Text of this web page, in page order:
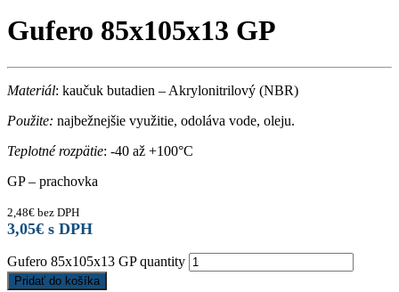
Gufero 85x105x13 GP
Materiál: kaučuk butadien – Akrylonitrilový (NBR)
Použite: najbežnejšie využitie, odoláva vode, oleju.
Teplotné rozpätie: -40 až +100°C
GP – prachovka
2,48€ bez DPH
3,05€ s DPH
Gufero 85x105x13 GP quantity
Pridať do košíka